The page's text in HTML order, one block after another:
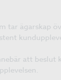
tar ägarskap
att